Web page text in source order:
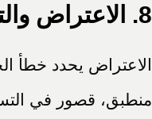
8. الاعتراض والتنفيذ
الاعتراض يحدد خطأ
منطبق، قصور في